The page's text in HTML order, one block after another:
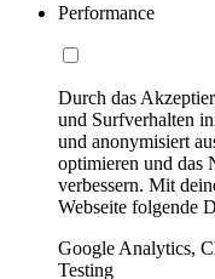
Performance
Durch das
und Surfverhalten
und anonymisiert
optimieren und das
verbessern. Mit
Webseite folgende
Google Analytics,
Testing